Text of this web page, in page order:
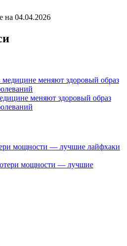
на 04.04.2026
меняют здоровый образ
мощности — лучшие лайфхаки